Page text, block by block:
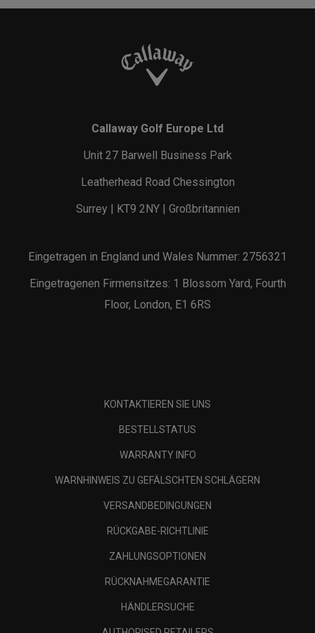
Callaway Golf Europe Ltd
Unit 27 Barwell Business Park
Leatherhead Road Chessington
Surrey | KT9 2NY | Großbritannien
Eingetragen in England und Wales Nummer: 2756321
Eingetragenen Firmensitzes: 1 Blossom Yard, Fourth
Floor, London, E1 6RS
KONTAKTIEREN SIE UNS
BESTELLSTATUS
WARRANTY INFO
WARNHINWEIS ZU GEFÄLSCHTEN SCHLÄGERN
VERSANDBEDINGUNGEN
RÜCKGABE-RICHTLINIE
ZAHLUNGSOPTIONEN
RÜCKNAHMEGARANTIE
HÄNDLERSUCHE